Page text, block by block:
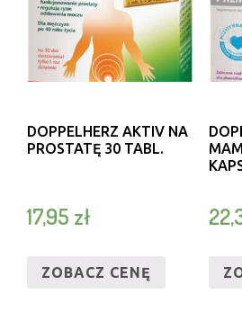
DOPPELHERZ AKTIV NA
PROSTATĘ 30 TABL.
17,95 zł
ZOBACZ CENĘ